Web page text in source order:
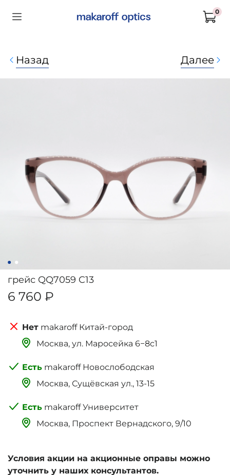
0
Назад Далее
грейс QQ7059 C13
6 760 ₽
makaroff Китай-город
Москва, ‌‌‌‌ул. Маросейка 6−8с1
makaroff Новослободская
Москва, Сущёвская ул., 13-15
makaroff Университет
Москва, Проспект Вернадского, 9/10
Условия акции на акционные оправы можно
уточнить у наших консультантов.